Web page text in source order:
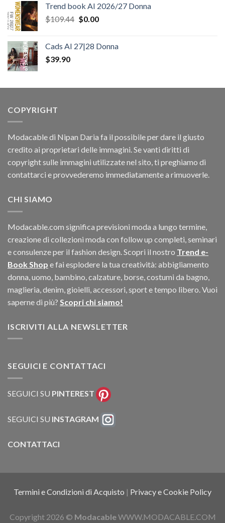
era:
$35.34.
è:
$12.54.
Trend book AI 2026/27 Donna
$109.44 Il
era:
$0.00Il
è:
Cads AI 27|28 Donna
$39.90
COPYRIGHT
Modacable di Nipan Daria fa il possibile per dare il giusto
credito ai proprietari delle immagini. Se vanti diritti di
copyright sulle immagini utilizzate nel sito, ti preghiamo di
contattarci e provvederemo immediatamente a rimuoverle.
CHI SIAMO
Modacable.com significa previsioni moda a lungo termine,
creazione di collezioni moda con follow up completi, seminari
e consulenze per il fashion design. Scopri il nostro Trend e-
Book Shop e fai esplodere la tua creatività: abbigliamento
donna, uomo, bambino, calzature, borse, costumi da bagno,
maglieria, denim, gioielli, accessori, sport e tempo libero. Vuoi
saperne di più? Scopri chi siamo!
ISCRIVITI ALLA NEWSLETTER
SEGUICI E CONTATTACI
SEGUICI SU PINTEREST
SEGUICI SU INSTAGRAM
CONTATTACI
Termini e Condizioni di Acquisto | Privacy e Cookie Policy
Copyright 2026 © ModacableWWW.MODACABLE.COM